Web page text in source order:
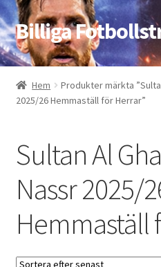
Hoppa
till
navigering
Hoppa
till
innehåll
Billiga
Hem
Bloggar
Kontakta oss
Hem
Produkter märkta
2025/26 Hemmaställ för Herrar”
Sultan Al
Nassr 2025/
Hemmaställ